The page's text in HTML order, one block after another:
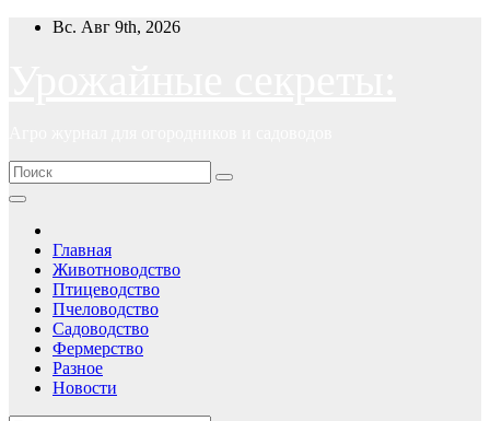
ПерейтиВс. Авг 9th, 2026
Главная
Животноводство
Птицеводство
Пчеловодство
Садоводство
Фермерство
Разное
Новости